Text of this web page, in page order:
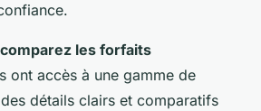
les forfaits
ont accès à une gamme de
détails clairs et comparatifs